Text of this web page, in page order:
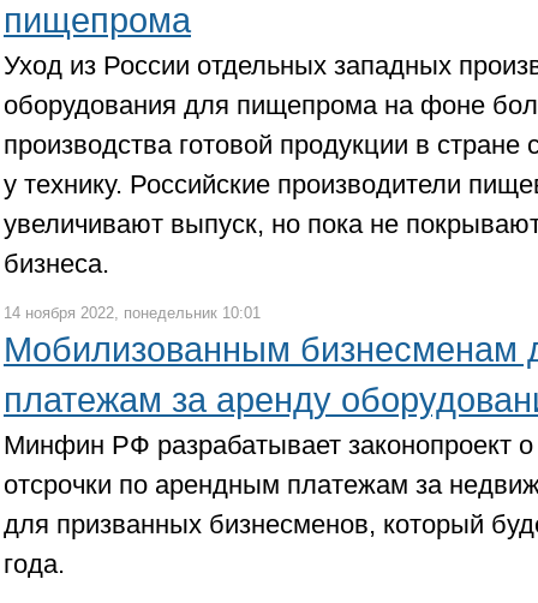
пищепрома
Уход из России отдельных западных
оборудования для пищепрома на фоне
производства готовой продукции в стране
у технику. Российские производители
увеличивают выпуск, но пока не
бизнеса.
14 ноября 2022, понедельник 10:01
Мобилизованным бизнесменам
платежам за аренду
Минфин РФ разрабатывает законопроект
отсрочки по арендным платежам за
для призванных бизнесменов, который
года.